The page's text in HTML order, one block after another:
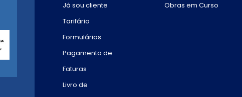
Já sou cliente
Tarifário
Formulários
Pagamento de
Faturas
Livro de
Obras em Curso